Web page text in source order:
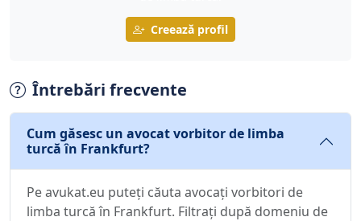
Creează profil
Întrebări frecvente
Cum găsesc un avocat vorbitor de limba
turcă în Frankfurt?
Pe avukat.eu puteți căuta avocați vorbitori de
limba turcă în Frankfurt. Filtrați după domeniu de